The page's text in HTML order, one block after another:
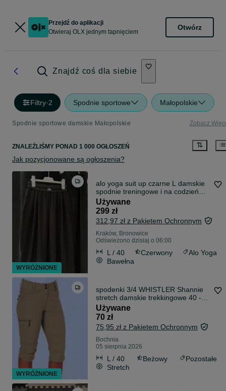
Przejdź do aplikacji
Otwieraj OLX jednym tapnięciem
Otwórz
Znajdź coś dla siebie
Filtry·2 Spodnie sportowe Małopolskie
Spodnie sportowe damskie Małopolskie Zobacz
ZNALEŹLIŚMY PONAD 1 000 OGŁOSZEŃ
Jak pozycjonowane są ogłoszenia?
alo yoga suit up czarne L damskie
spodnie treningowe i na codzień
proste nogawki szerokie nie
używane
Używane
299 zł
312,97 zł z Pakietem Ochronnym
Kraków, Bronowice
Odświeżono dzisiaj o 06:00
L / 40 Czerwony
Alo Yoga
Bawełna
spodenki 3/4 WHISTLER Shannie
stretch damskie trekkingowe 40 - L
+ t shirt BERGANS Of Norway
Classic
Używane
70 zł
75,95 zł z Pakietem Ochronnym
Bochnia
05 sierpnia 2026
L / 40 Beżowy
Pozostałe
Stretch
WYRÓŻNIONE
WYRÓŻNIONE